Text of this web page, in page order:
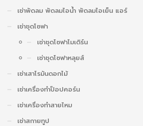
เช่าพัดลม พัดลมไอน้ำ พัดลมไอเย็น แอร์
เช่าชุดโซฟา
เช่าชุดโซฟาโมเดิร์น
เช่าชุดโซฟาหลุยส์
เช่าเสาโรมันดอกไม้
เช่าเครื่องทำป็อปคอร์น
เช่าเครื่องทำสายไหม
เช่าสกายทูป